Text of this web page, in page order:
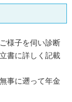
様子を伺い診断
書に詳しく記載
事に遡って年金